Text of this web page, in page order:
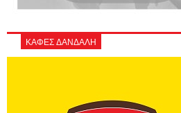
ΚΑΦΕΣ ΔΑΝΔΑΛΗ